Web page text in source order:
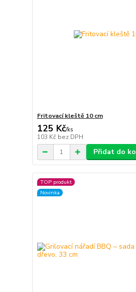
Fritovací kleště 10 cm
125 Kč/ks
103 Kč bez DPH
Přidat do
TOP produkt
Novinka